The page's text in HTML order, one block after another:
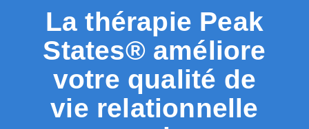
La thérapie Peak
States® améliore
votre qualité de
vie relationnelle